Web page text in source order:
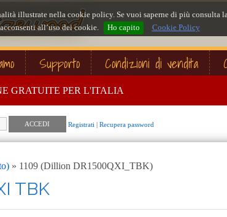
illustrate nella cookie policy. Se vuoi saperne di più consulta
all’uso dei cookie.
Ho capito Cookie Policy
Supporto Condizioni di vendita
GRATUITE PER L'ITALIA
Registrati | Recupera password
» 1109 (Dillion DR1500QXI_TBK)
TBK